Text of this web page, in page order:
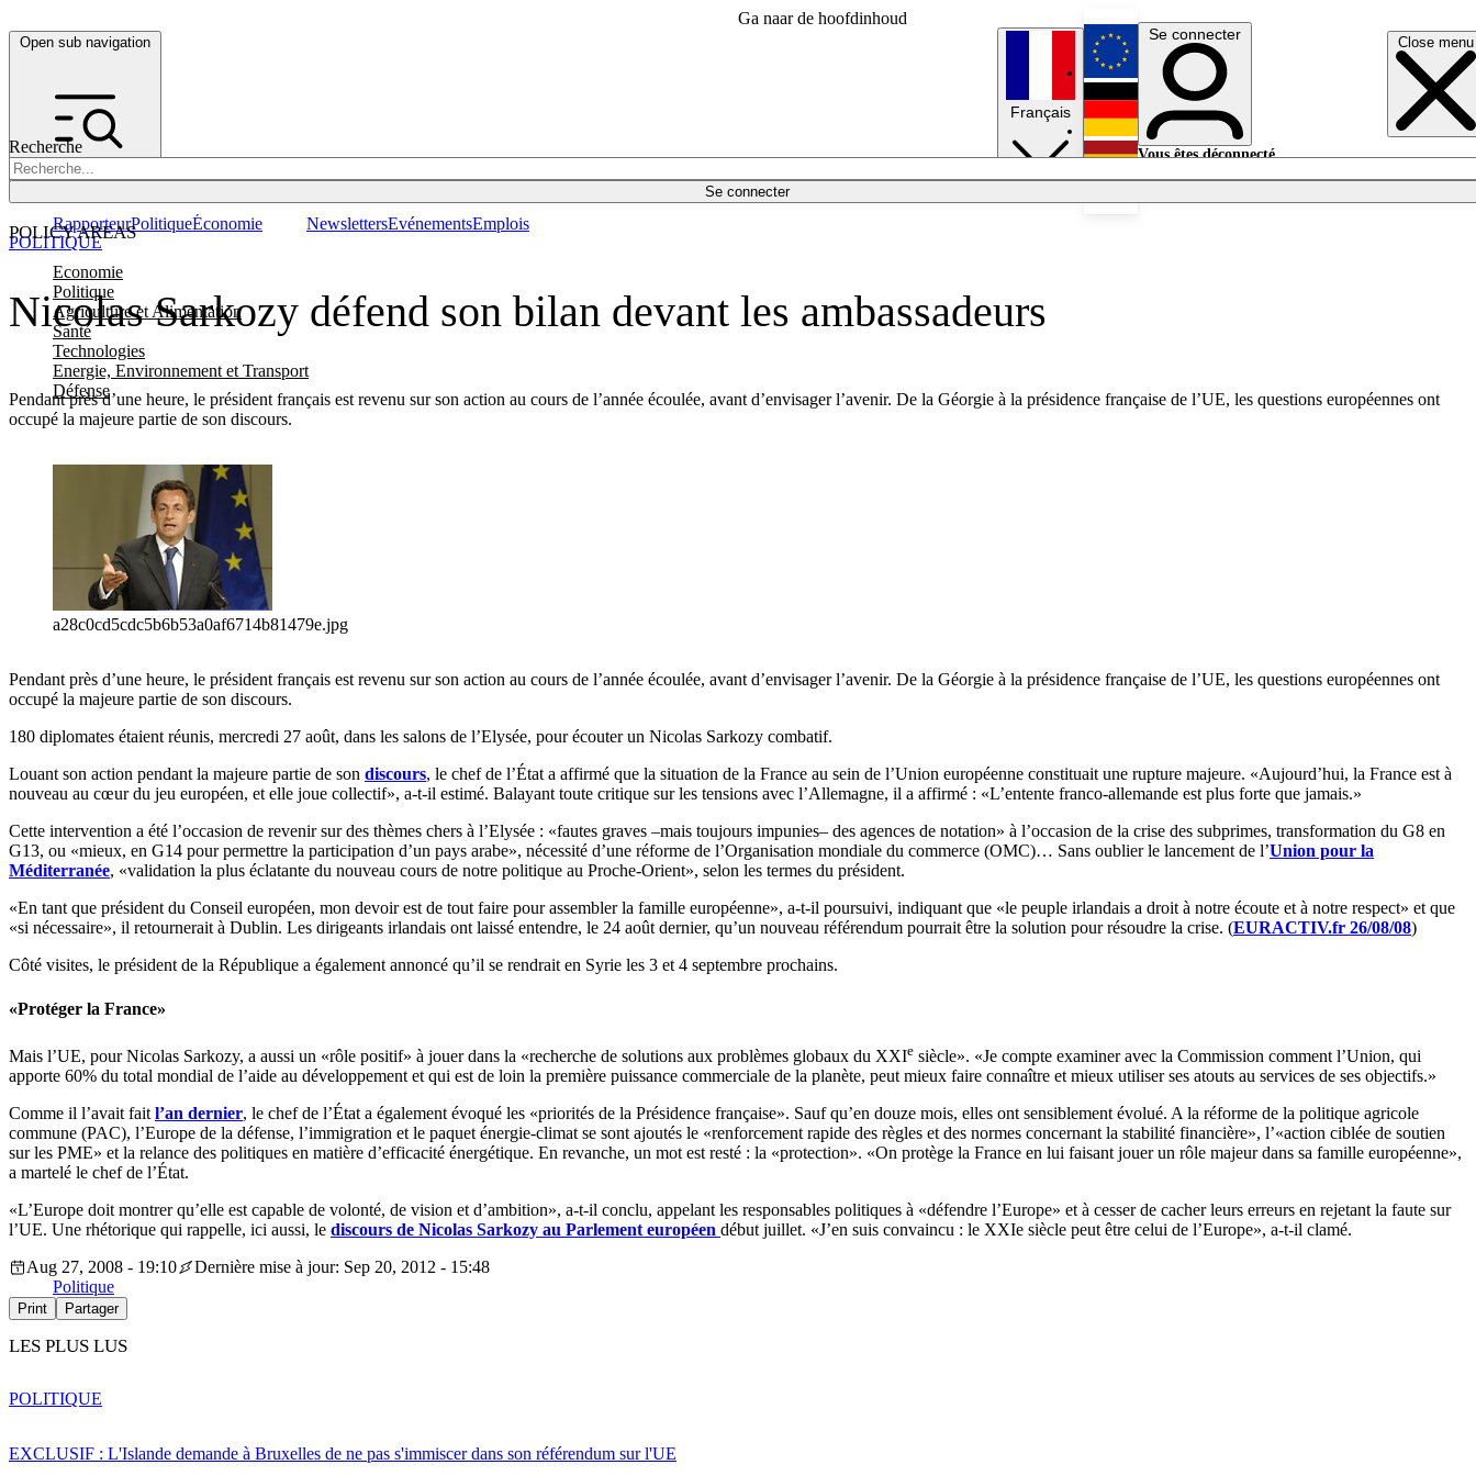
Ga naar de hoofdinhoud
Open sub navigation Close menu
Recherche
Se connecter
POLICY AREAS
Economie
Politique
Agriculture et Alimentation
Santé
Technologies
Energie, Environnement et Transport
Défense
RapporteurPolitiqueÉconomie NewslettersEvénementsEmplois
Français
English
Deutsch
Se connecter
Vous êtes déconnecté.
Nicolas Sarkozy défend son bilan devant les ambassadeurs
Pendant près d’une heure, le président français est revenu sur son action au cours de l’année écoulée, avant d’envisager l’avenir. De la Géorgie à la présidence française de l’UE, les questions européennes ont
occupé la majeure partie de son discours.
POLITIQUE
a28c0cd5cdc5b6b53a0af6714b81479e.jpg
Pendant près d’une heure, le président français est revenu sur son action au cours de l’année écoulée, avant d’envisager l’avenir. De la Géorgie à la présidence française de l’UE, les questions européennes ont
occupé la majeure partie de son discours.
180 diplomates étaient réunis, mercredi 27 août, dans les salons de l’Elysée, pour écouter un Nicolas Sarkozy combatif.
Louant son action pendant la majeure partie de son discours, le chef de l’État a affirmé que la situation de la France au sein de l’Union européenne constituait une rupture majeure. «Aujourd’hui, la France est à
nouveau au cœur du jeu européen, et elle joue collectif», a-t-il estimé. Balayant toute critique sur les tensions avec l’Allemagne, il a affirmé : «L’entente franco-allemande est plus forte que jamais.»
Cette intervention a été l’occasion de revenir sur des thèmes chers à l’Elysée : «fautes graves –mais toujours impunies– des agences de notation» à l’occasion de la crise des subprimes, transformation du G8 en
G13, ou «mieux, en G14 pour permettre la participation d’un pays arabe», nécessité d’une réforme de l’Organisation mondiale du commerce (OMC)… Sans oublier le lancement de l’Union pour la
Méditerranée, «validation la plus éclatante du nouveau cours de notre politique au Proche-Orient», selon les termes du président.
«En tant que président du Conseil européen, mon devoir est de tout faire pour assembler la famille européenne», a-t-il poursuivi, indiquant que «le peuple irlandais a droit à notre écoute et à notre respect» et que
«si nécessaire», il retournerait à Dublin. Les dirigeants irlandais ont laissé entendre, le 24 août dernier, qu’un nouveau référendum pourrait être la solution pour résoudre la crise. (EURACTIV.fr 26/08/08)
Côté visites, le président de la République a également annoncé qu’il se rendrait en Syrie les 3 et 4 septembre prochains.
«Protéger la France»
Mais l’UE, pour Nicolas Sarkozy, a aussi un «rôle positif» à jouer dans la «recherche de solutions aux problèmes globaux du XXIe siècle». «Je compte examiner avec la Commission comment l’Union, qui
apporte 60% du total mondial de l’aide au développement et qui est de loin la première puissance commerciale de la planète, peut mieux faire connaître et mieux utiliser ses atouts au services de ses objectifs.»
Comme il l’avait fait l’an dernier, le chef de l’État a également évoqué les «priorités de la Présidence française». Sauf qu’en douze mois, elles ont sensiblement évolué. A la réforme de la politique agricole
commune (PAC), l’Europe de la défense, l’immigration et le paquet énergie-climat se sont ajoutés le «renforcement rapide des règles et des normes concernant la stabilité financière», l’«action ciblée de soutien
sur les PME» et la relance des politiques en matière d’efficacité énergétique. En revanche, un mot est resté : la «protection». «On protège la France en lui faisant jouer un rôle majeur dans sa famille européenne»,
a martelé le chef de l’État.
«L’Europe doit montrer qu’elle est capable de volonté, de vision et d’ambition», a-t-il conclu, appelant les responsables politiques à «défendre l’Europe» et à cesser de cacher leurs erreurs en rejetant la faute sur
l’UE. Une rhétorique qui rappelle, ici aussi, le discours de Nicolas Sarkozy au Parlement européen début juillet. «J’en suis convaincu : le XXIe siècle peut être celui de l’Europe», a-t-il clamé.
Aug 27, 2008 - 19:10
Dernière mise à jour: Sep 20, 2012 - 15:48
Politique
Print Partager
LES PLUS LUS
EXCLUSIF : L'Islande demande à Bruxelles de ne pas s'immiscer dans son référendum sur l'UE
POLITIQUE